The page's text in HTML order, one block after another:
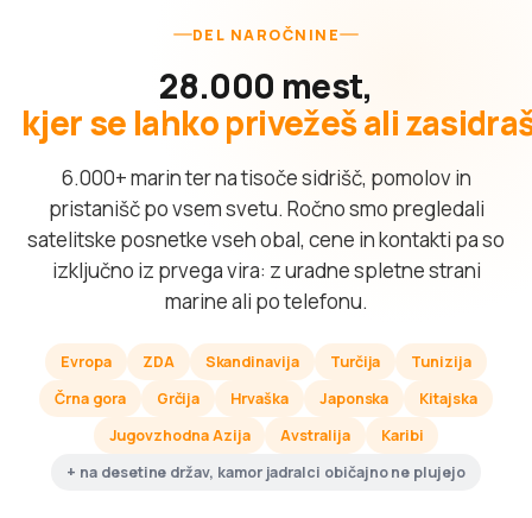
DEL NAROČNINE
28.000 mest,
kjer se lahko privežeš ali
6.000+ marin ter na tisoče sidrišč, pomolov in
pristanišč po vsem svetu. Ročno smo pregledali
satelitske posnetke vseh obal, cene in kontakti pa so
izključno iz prvega vira: z uradne spletne strani
marine ali po telefonu.
Evropa ZDA Skandinavija Turčija
Tunizija
Črna gora
Grčija Hrvaška Japonska
Kitajska
Jugovzhodna Azija
Avstralija
Karibi
+ na desetine držav, kamor jadralci običajno ne plujejo